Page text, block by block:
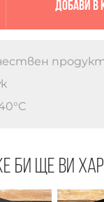
Добави в
би ще ви